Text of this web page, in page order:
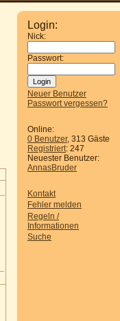
Login:
Nick:
Passwort:
Neuer Benutzer
Passwort vergessen?
Online:
0 Benutzer, 313 Gäste
Registriert: 247
Neuester Benutzer:
AnnasBruder
Kontakt
Fehler melden
Regeln /
Informationen
Suche